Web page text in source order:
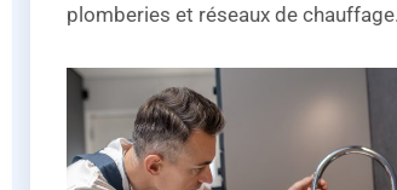
plomberies et réseaux de chauffage.